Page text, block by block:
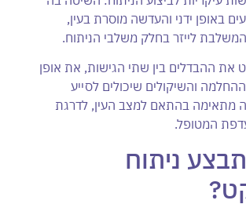
באופן ידני והעדשה מוסרת בעין,
לייזר בחלק משלבי הניתוח.
את ההבדלים בין שתי הגישות, את אופן
והשיקולים שיכולים לסייע
מתאימה בהתאם למצב העין, לדרגת
המטופל.
ניתוח